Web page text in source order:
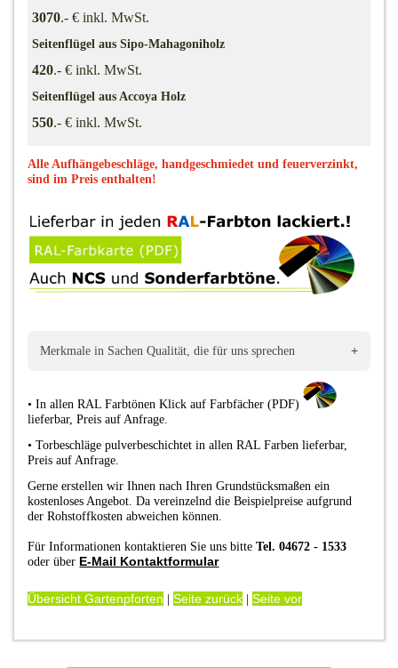
3070.- € inkl. MwSt.
Seitenflügelaus Sipo-Mahagoniholz
420.- € inkl. MwSt.
Seitenflügelaus Accoya Holz
550.- € inkl. MwSt.
Alle Aufhängebeschläge, handgeschmiedet und feuerverzinkt,
sind im Preis enthalten!
Merkmale in Sachen Qualität, die für uns sprechen +
• In allen RAL Farbtönen Klick auf Farbfächer (PDF)
lieferbar, Preis auf Anfrage.
• Torbeschläge pulverbeschichtet in allen RAL Farben lieferbar,
Preis auf Anfrage.
Gerne erstellen wir Ihnen nach Ihren Grundstücksmaßen ein
kostenloses Angebot. Da vereinzelnd die Beispielpreise aufgrund
der Rohstoffkosten abweichen können.
Für Informationen kontaktieren Sie uns bitteTel. 04672 - 1533
oder über E-Mail Kontaktformular
Übersicht Gartenpforten |Seite zurück |Seite vor